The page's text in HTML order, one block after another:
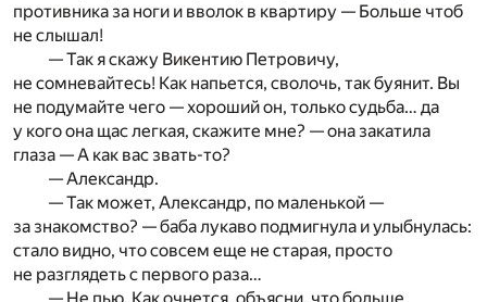
противника за ноги и вволок в квартиру — Больше чтоб
не слышал!
— Так я скажу Викентию Петровичу,
не сомневайтесь! Как напьется, сволочь, так буянит. Вы
не подумайте чего — хороший он, только судьба… да
у кого она щас легкая, скажите мне? — она закатила
глаза — А как вас звать-то?
— Александр.
— Так может, Александр, по маленькой —
за знакомство? — баба лукаво подмигнула и улыбнулась:
стало видно, что совсем еще не старая, просто
не разглядеть с первого раза…